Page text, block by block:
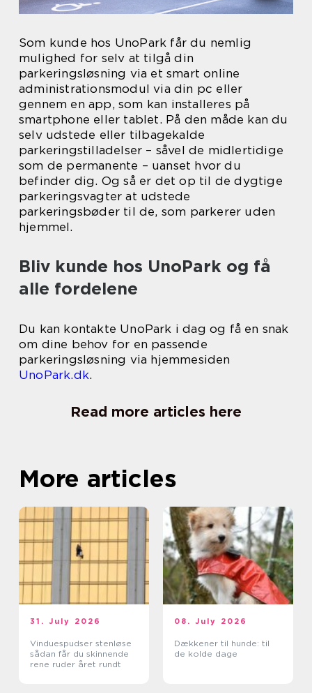
Som kunde hos UnoPark får du nemlig
mulighed for selv at tilgå din
parkeringsløsning via et smart online
administrationsmodul via din pc eller
gennem en app, som kan installeres på
smartphone eller tablet. På den måde kan du
selv udstede eller tilbagekalde
parkeringstilladelser – såvel de midlertidige
som de permanente – uanset hvor du
befinder dig. Og så er det op til de dygtige
parkeringsvagter at udstede
parkeringsbøder til de, som parkerer uden
hjemmel.
Bliv kunde hos UnoPark og få
alle fordelene
Du kan kontakte UnoPark i dag og få en snak
om dine behov for en passende
parkeringsløsning via hjemmesiden
UnoPark.dk.
Read more articles here
More articles
31. July 2026
Vinduespudser stenløse
sådan får du skinnende
rene ruder året rundt
08. July 2026
Dækkener til hunde: til
de kolde dage